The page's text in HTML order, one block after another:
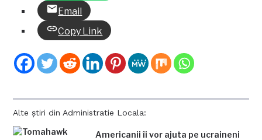
Alte știri din Administratie Locala:
Americanii îi vor ajuta pe ucraineni
Email
Copy Link